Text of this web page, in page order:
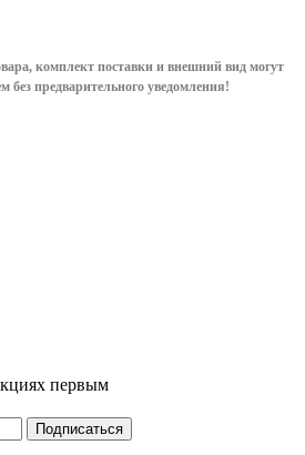
комплект поставки и внешний вид могут
без предварительного уведомления!
первым